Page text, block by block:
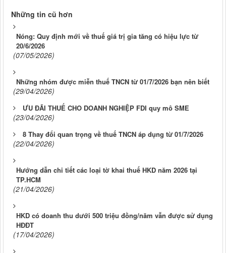
Những tin cũ hơn
Nóng: Quy định mới về thuế giá trị gia tăng có hiệu lực từ
20/6/2026
(07/05/2026)
Những nhóm được miễn thuế TNCN từ 01/7/2026 bạn nên biết
(29/04/2026)
ƯU ĐÃI THUẾ CHO DOANH NGHIỆP FDI quy mô SME
(23/04/2026)
8 Thay đổi quan trọng về thuế TNCN áp dụng từ 01/7/2026
(22/04/2026)
Hướng dẫn chi tiết các loại tờ khai thuế HKD năm 2026 tại
TP.HCM
(21/04/2026)
HKD có doanh thu dưới 500 triệu đồng/năm vẫn được sử dụng
HĐĐT
(17/04/2026)